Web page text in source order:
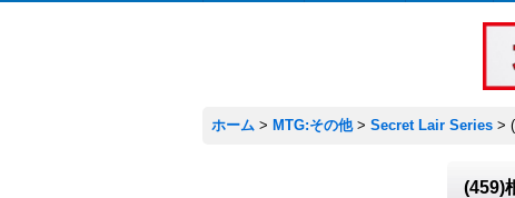
ホーム > MTG:その他 > Secret Lair Series >
(459)